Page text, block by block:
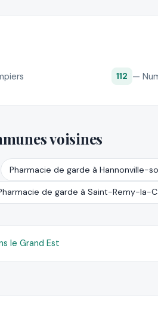
112 —
voisines
Pharmacie de garde à Hannonville-
de garde à Saint-Remy-la-
le Grand Est